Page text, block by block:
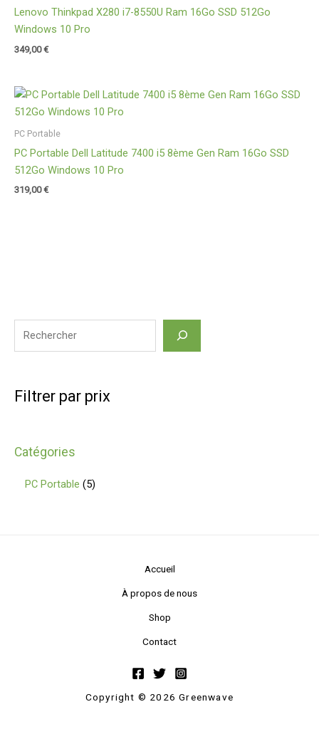
Filtrer par prix
Catégories
PC Portable 5
Lenovo Thinkpad X280 i7-8550U Ram 16Go SSD 512Go
Windows 10 Pro
349,00€
PC Portable
PC Portable Dell Latitude 7400 i5 8ème Gen Ram 16Go SSD
512Go Windows 10 Pro
319,00€
Accueil
À propos de nous
Shop
Contact
Copyright © 2026 Greenwave